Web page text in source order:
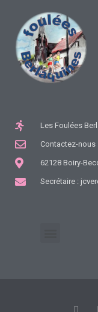
Les Foulées
Contactez-
62128 Boiry-
Secrétaire :